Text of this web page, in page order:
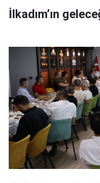
İlkadım’ın